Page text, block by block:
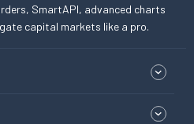
SmartAPI, advanced charts
capital markets like a pro.